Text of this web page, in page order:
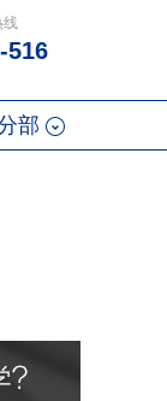
线
516
部